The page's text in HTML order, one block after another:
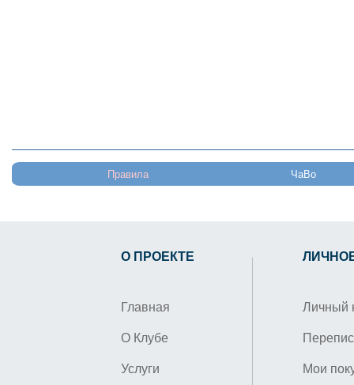
Правила ЧаВо
О ПРОЕКТЕ
Главная
О Клубе
Услуги
Личный
Мои